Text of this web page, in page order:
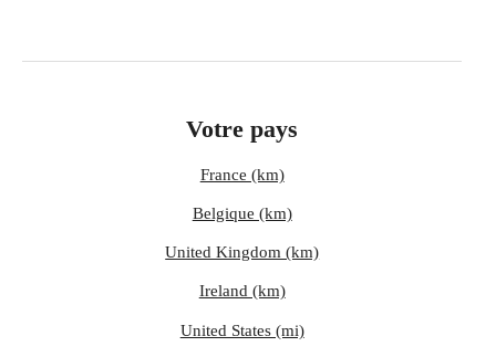
Votre pays
France (km)
Belgique (km)
United Kingdom (km)
Ireland (km)
United States (mi)